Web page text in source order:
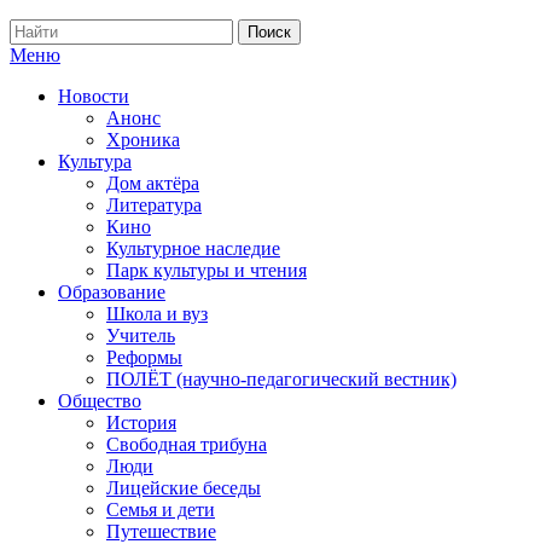
Меню
Новости
Анонс
Хроника
Культура
Дом актёра
Литература
Кино
Культурное наследие
Парк культуры и чтения
Образование
Школа и вуз
Учитель
Реформы
ПОЛЁТ (научно-педагогический вестник)
Общество
История
Свободная трибуна
Люди
Лицейские беседы
Семья и дети
Путешествие